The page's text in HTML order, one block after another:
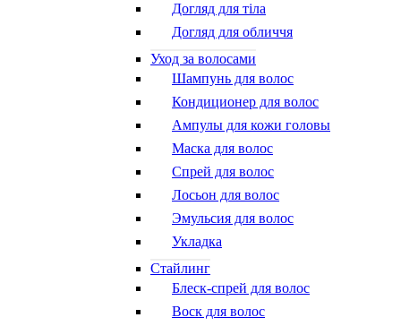
Догляд для тіла
Догляд для обличчя
Уход за волосами
Шампунь для волос
Кондиционер для волос
Ампулы для кожи головы
Маска для волос
Спрей для волос
Лосьон для волос
Эмульсия для волос
Укладка
Стайлинг
Блеск-спрей для волос
Воск для волос